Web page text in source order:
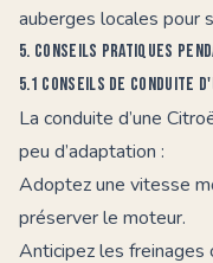
auberges locales pour
5. Conseils pratiques
5.1 Conseils de conduite
La conduite d’une
peu d’adaptation :
Adoptez une vitesse
préserver le moteur.
Anticipez les